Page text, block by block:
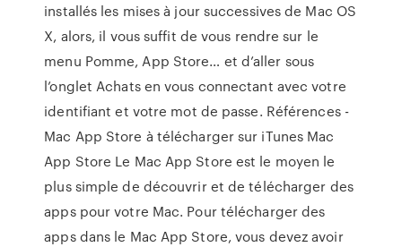
installés les mises à jour successives de Mac OS
X, alors, il vous suffit de vous rendre sur le
menu Pomme, App Store… et d’aller sous
l’onglet Achats en vous connectant avec votre
identifiant et votre mot de passe. Références -
Mac App Store à télécharger sur iTunes Mac
App Store Le Mac App Store est le moyen le
plus simple de découvrir et de télécharger des
apps pour votre Mac. Pour télécharger des
apps dans le Mac App Store, vous devez avoir